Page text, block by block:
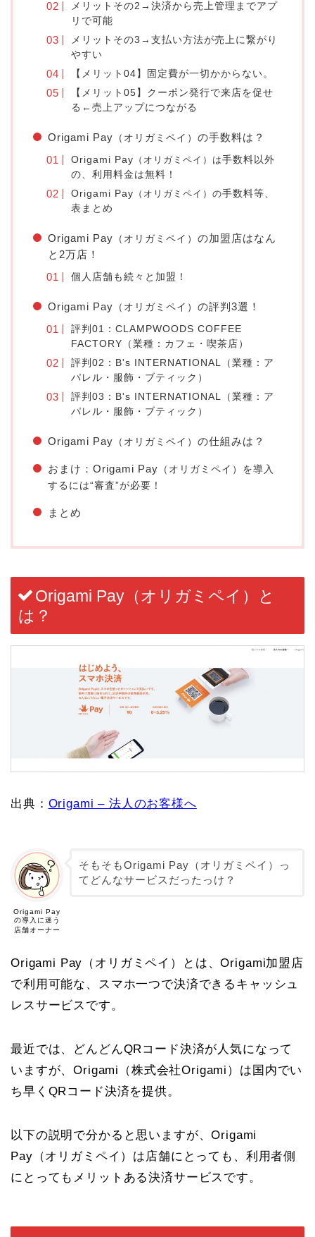
メリットその2→決済から売上管理までアプ
リで可能
メリットその3→支払い方法が売上に繋がり
やすい
【メリット04】固定費が一切かからない。
【メリット05】クーポン発行で来店を促せ
る←売上アップにつながる
Origami Pay （オリガミペイ） の手数料は？
Origami Pay （オリガミペイ）は手数料以外
の、利用料金は無料！
Origami Pay （オリガミペイ）の手数料等、
表まとめ
Origami Pay （オリガミペイ） の加盟店はなん
と2万店！
個人店舗も続々と加盟！
Origami Pay （オリガミペイ） の評判3選！
評判01：CLAMPWOODS COFFEE
FACTORY（業種：カフェ・喫茶店）
評判02：B's INTERNATIONAL（業種：ア
パレル・服飾・ブティック）
評判03：B's INTERNATIONAL（業種：ア
パレル・服飾・ブティック）
Origami Pay （オリガミペイ） の仕組みは？
おまけ：Origami Pay （オリガミペイ）を導入
するには“審査”が必要！
まとめ
Origami Pay（オリガミペイ）と
は？
出典： Origami – 法人のお客様へ
Origami Pay
の導入に迷う
店舗オーナー
そもそもOrigami Pay（オリガミペイ）っ
てどんなサービスだったっけ？
Origami Pay （オリガミペイ）とは、Origami加盟店
で利用可能な、スマホ一つで決済できるキャッシュ
レスサービスです。
最近では、どんどんQRコード決済が人気になって
いますが、Origami（株式会社Origami）は国内でい
ち早くQRコード決済を提供。
以下の説明で分かると思いますが、Origami
Pay （オリガミペイ）は 店舗にとっても、利用者側
にとってもメリットある決済サービスです。